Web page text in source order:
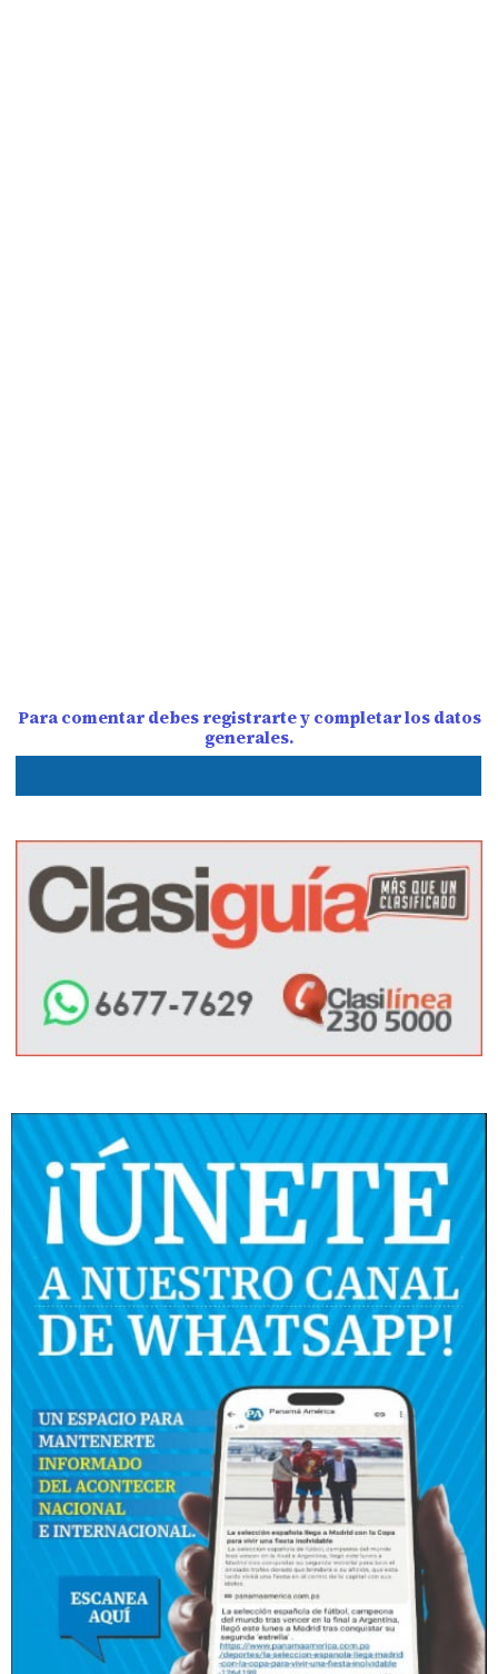
Para comentar debes registrarte y completar los datos
generales.